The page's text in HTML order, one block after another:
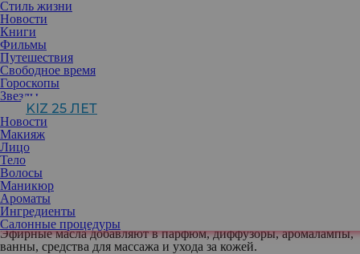
Стиль жизни
Новости
Книги
Фильмы
Путешествия
Свободное время
Гороскопы
Звезды
KIZ 25 ЛЕТ
Новости
Макияж
Лицо
Тело
Волосы
Маникюр
Ароматы
Ингредиенты
Салонные процедуры
К эфирным маслам всегда проявляют особый интерес.
Ароматерапия — несколько мистическая и таинственная сфера,
все секреты которой известны только очень увлеченным людям.
Мы тоже хотим к ним приобщиться и раскрываем некоторые
подробности.
Эфирные масла — это смесь летучих органических соединений,
полученная путем пропаривания или прессования различных
частей растения: коры, листьев, стеблей, семян, цветов.
Повышенный интерес к этому крайне ароматному веществу
подкрепляется исследованиями, которые говорят о его
благотворном влиянии на организм человека. Эфирные масла
имеют много плюсов — обладают антимикробным свойством,
могут помочь справиться со стрессом и даже лечить депрессию,
но это лишь некоторые из них.
Эфирные масла добавляют в парфюм, диффузоры, аромалампы,
ванны, средства для массажа и ухода за кожей.